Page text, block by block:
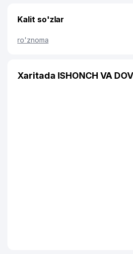
Kalit so'zlar
ro'znoma
Xaritada ISHONCH VA